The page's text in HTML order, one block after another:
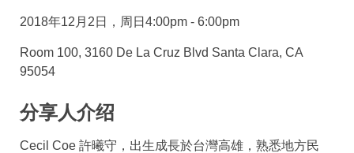
2018年12月2日，周日4:00pm - 6:00pm
Room 100, 3160 De La Cruz Blvd Santa Clara, CA
95054
分享人介绍
Cecil Coe 許曦守，出生成長於台灣高雄，熟悉地方民